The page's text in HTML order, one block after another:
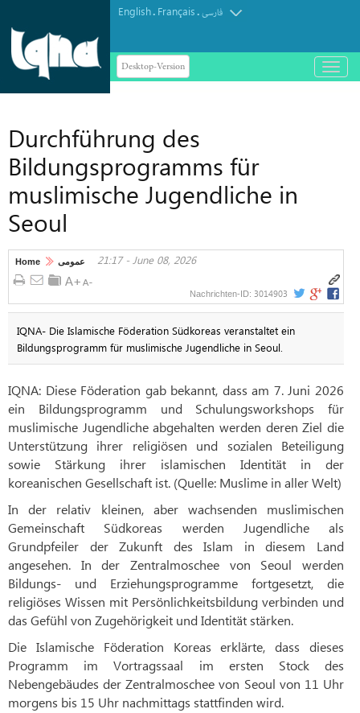
English. Français.فارسی
Desktop-Version
باز
و
Durchführung des
Bildungsprogramms für
muslimische Jugendliche in
Seoul
Home عمومی 21:17 - June 08, 2026
Nachrichten-ID: 3014903
IQNA- Die Islamische Föderation Südkoreas veranstaltet ein
Bildungsprogramm für muslimische Jugendliche in Seoul.
IQNA: Diese Föderation gab bekannt, dass am 7. Juni 2026
ein Bildungsprogramm und Schulungsworkshops für
muslimische Jugendliche abgehalten werden deren Ziel die
Unterstützung ihrer religiösen und sozialen Beteiligung
sowie Stärkung ihrer islamischen Identität in der
koreanischen Gesellschaft ist. (Quelle: Muslime in aller Welt)
In der relativ kleinen, aber wachsenden muslimischen
Gemeinschaft Südkoreas werden Jugendliche als
Grundpfeiler der Zukunft des Islam in diesem Land
angesehen. In der Zentralmoschee von Seoul werden
Bildungs- und Erziehungsprogramme fortgesetzt, die
religiöses Wissen mit Persönlichkeitsbildung verbinden und
das Gefühl von Zugehörigkeit und Identität stärken.
Die Islamische Föderation Koreas erklärte, dass dieses
Programm im Vortragssaal im ersten Stock des
Nebengebäudes der Zentralmoschee von Seoul von 11 Uhr
morgens bis 15 Uhr nachmittags stattfinden wird.